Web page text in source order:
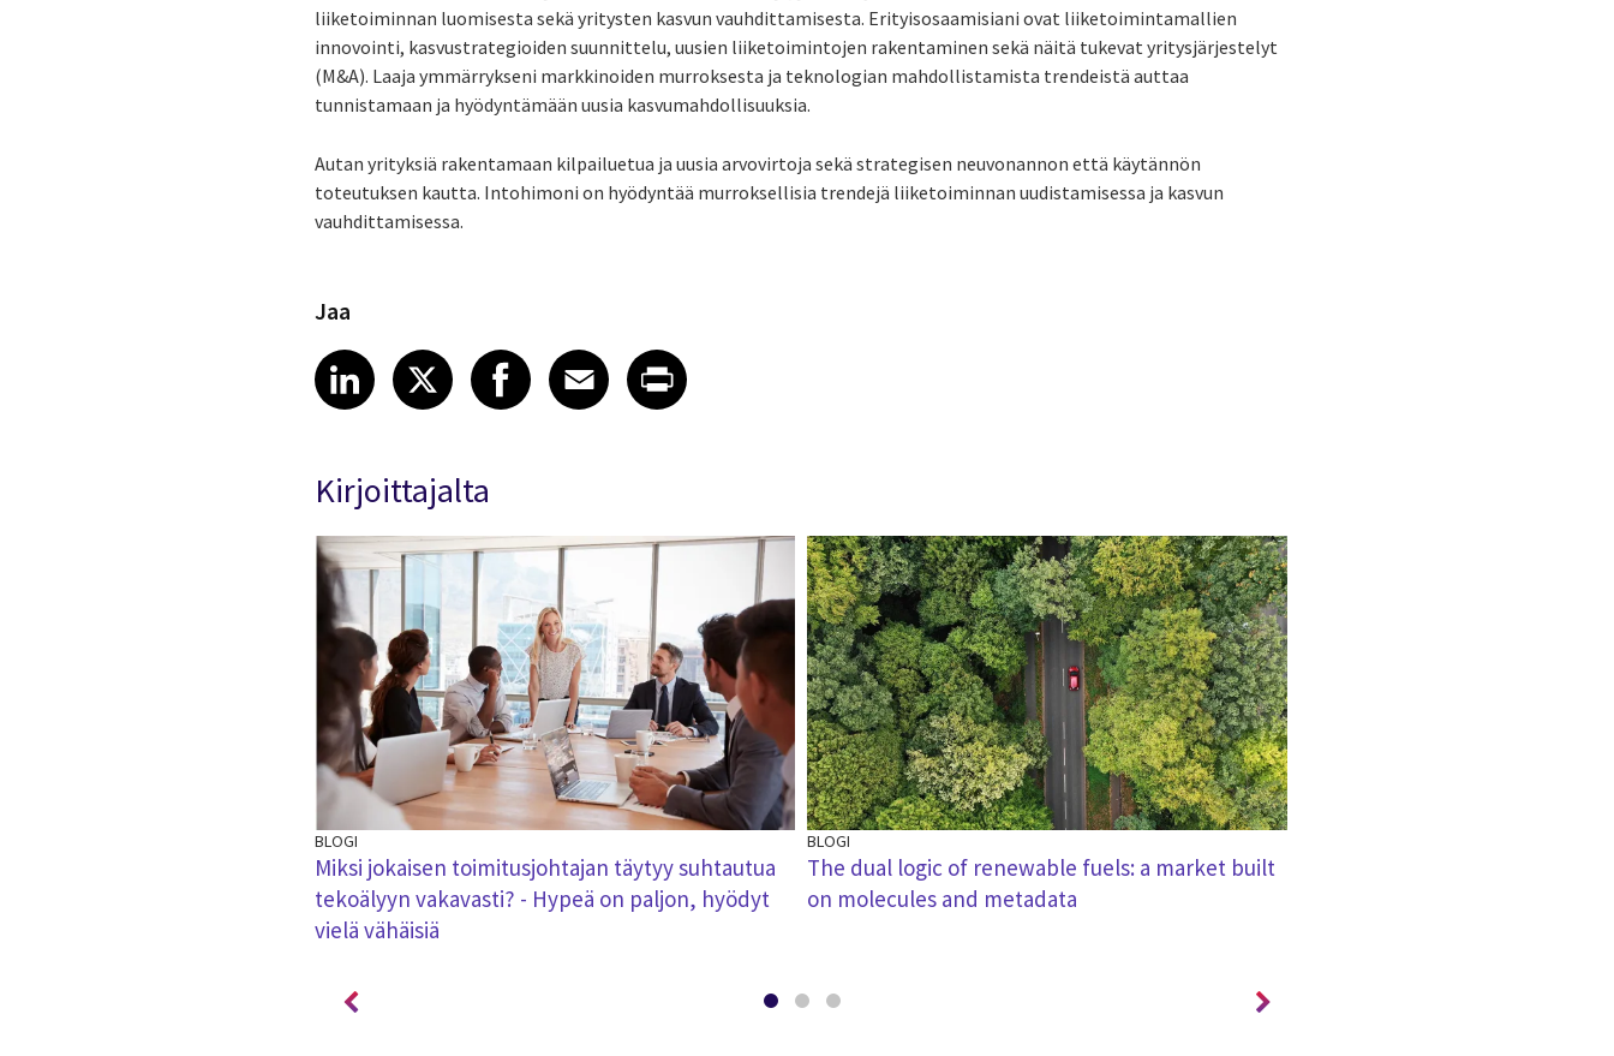
liiketoiminnan luomisesta sekä yritysten kasvun vauhdittamisesta. Erityisosaamisiani ovat liiketoimintamallien
innovointi, kasvustrategioiden suunnittelu, uusien liiketoimintojen rakentaminen sekä näitä tukevat yritysjärjestelyt
(M&A). Laaja ymmärrykseni markkinoiden murroksesta ja teknologian mahdollistamista trendeistä auttaa
tunnistamaan ja hyödyntämään uusia kasvumahdollisuuksia.
Autan yrityksiä rakentamaan kilpailuetua ja uusia arvovirtoja sekä strategisen neuvonannon että käytännön
toteutuksen kautta. Intohimoni on hyödyntää murroksellisia trendejä liiketoiminnan uudistamisessa ja kasvun
vauhdittamisessa.
Jaa
Share article on LinkedIn
LinkedIn
Share article on X
XShare article on Facebook
Facebook
Share article on Email
Email
Share article on Print
Kirjoittajalta
BLOGI
Miksi jokaisen toimitusjohtajan täytyy suhtautua
tekoälyyn vakavasti? - Hypeä on paljon, hyödyt
vielä vähäisiä
BLOGI
The dual logic of renewable fuels: a market built
on molecules and metadata